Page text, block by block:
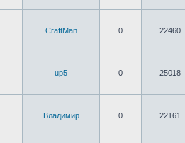
CraftMan 0 22460
up5 0 25018
Владимир 0 22161